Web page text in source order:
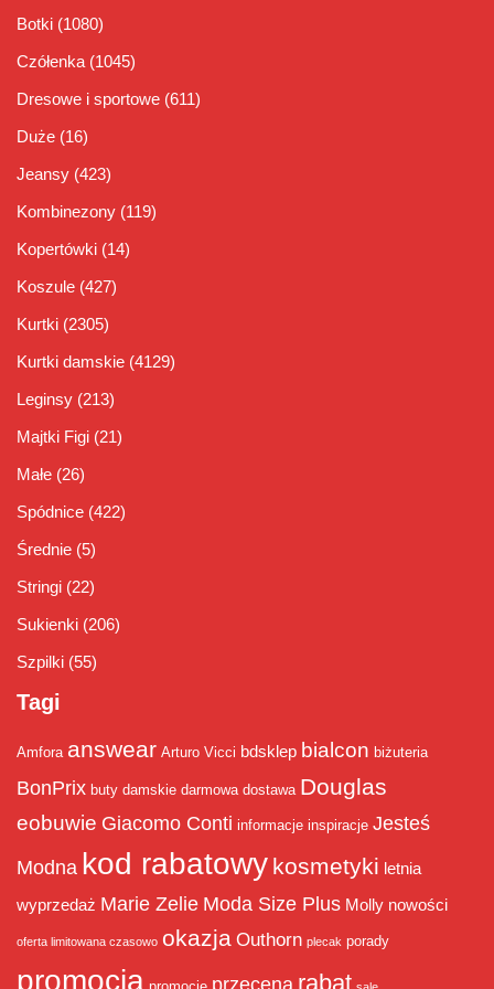
Botki (1080)
Czółenka (1045)
Dresowe i sportowe (611)
Duże (16)
Jeansy (423)
Kombinezony (119)
Kopertówki (14)
Koszule (427)
Kurtki (2305)
Kurtki damskie (4129)
Leginsy (213)
Majtki Figi (21)
Małe (26)
Spódnice (422)
Średnie (5)
Stringi (22)
Sukienki (206)
Szpilki (55)
Tagi
Amfora answear Arturo Vicci bdsklep bialcon biżuteria
BonPrix buty damskie darmowa dostawa Douglas
eobuwie Giacomo Conti informacje inspiracje Jesteś
Modna kod rabatowy kosmetyki letnia
wyprzedaż Marie Zelie Moda Size Plus Molly nowości
oferta limitowana czasowo okazja Outhorn plecak porady
promocja przecena rabat